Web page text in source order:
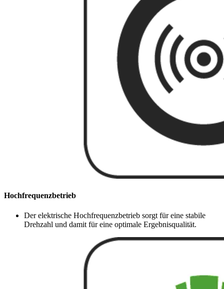
Hochfrequenzbetrieb
Der elektrische Hochfrequenzbetrieb sorgt für eine stabile
Drehzahl und damit für eine optimale Ergebnisqualität.